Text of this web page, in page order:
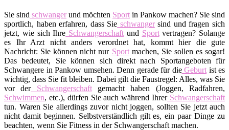
Sie sind schwangerund möchten Sport in Pankow machen? Sie sind
sportlich, haben erfahren, dass Sie schwangersind und fragen sich
jetzt, wie sich Ihre Schwangerschaft und Sportvertragen? Solange
es Ihr Arzt nicht anders verordnet hat, kommt hier die gute
Nachricht: Sie können nicht nur Sportmachen, Sie sollen es sogar!
Das bedeutet, Sie können sich direkt nach Sportangeboten für
Schwangere in Pankow umsehen. Denn gerade für dieGeburt ist es
wichtig, dass Sie fit bleiben. Dabei gilt die Faustregel: Alles, was Sie
vor derSchwangerschaftgemacht haben (Joggen, Radfahren,
Schwimmen, etc.), dürfen Sie auch während IhrerSchwangerschaft
tun. Waren Sie allerdings zuvor nicht joggen, sollten Sie jetzt auch
nicht damit beginnen. Selbstverständlich gilt es, ein paar Dinge zu
beachten, wenn Sie Fitness in der Schwangerschaft machen.